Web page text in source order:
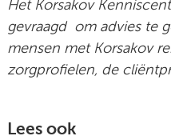
Het Korsakov
gevraagd om advies te
mensen met Korsakov
zorgprofielen, de
Lees ook